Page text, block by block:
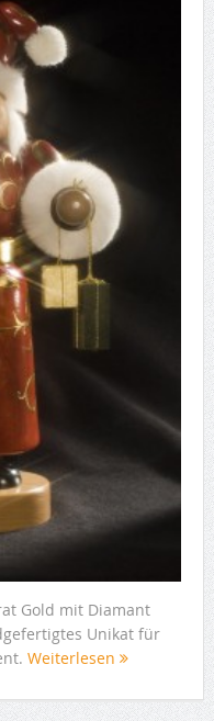
Gold mit Diamant
Unikat für
Weiterlesen